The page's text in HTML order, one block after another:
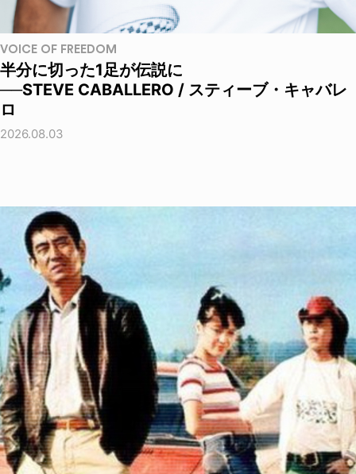
VOICE OF FREEDOM
半分に切った1足が伝説に
──STEVE CABALLERO / スティーブ・キャバレ
ロ
2026.08.03